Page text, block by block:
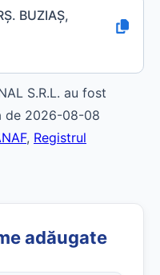
BUZIAŞ,
S.R.L. au fost
de 2026-08-08
, Registrul
adăugate